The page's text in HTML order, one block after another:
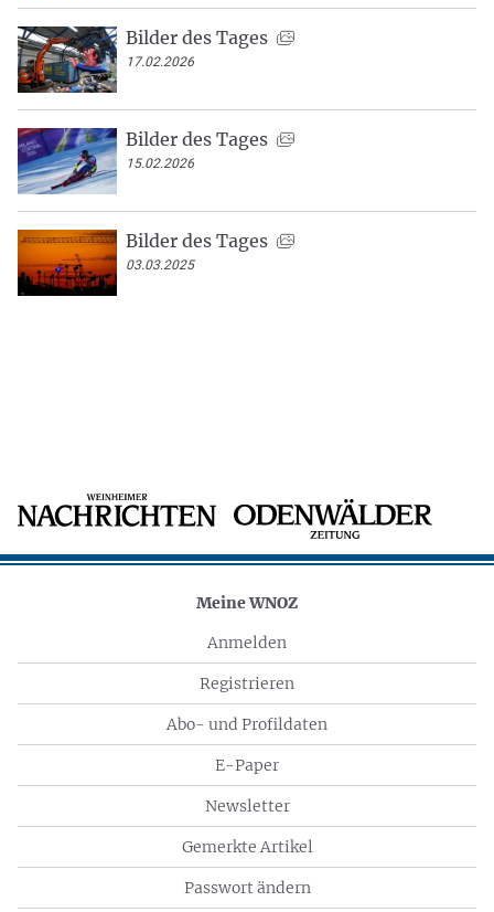
Bilder des Tages
17.02.2026
Bilder des Tages
15.02.2026
Bilder des Tages
03.03.2025
Meine WNOZ
Anmelden
Registrieren
Abo- und Profildaten
E-Paper
Newsletter
Gemerkte Artikel
Passwort ändern